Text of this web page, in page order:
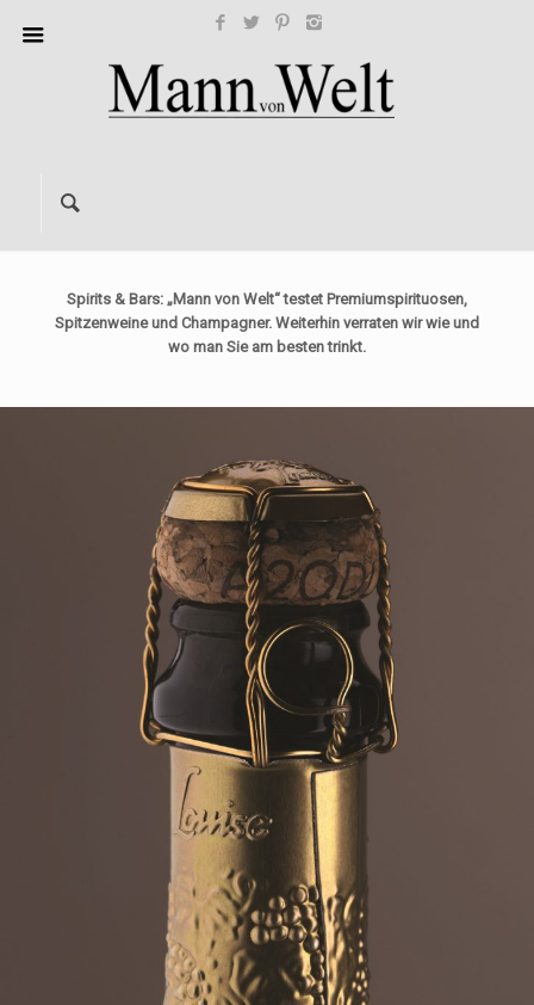
Spirits & Bars: „Mann von Welt“ testet Premiumspirituosen,
Spitzenweine und Champagner. Weiterhin verraten wir wie und
wo man Sie am besten trinkt.